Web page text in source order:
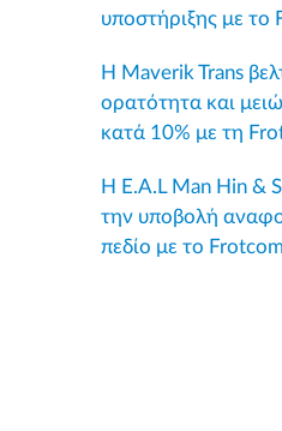
υποστήριξης με το
Η Maverik Trans
ορατότητα και
κατά 10% με τη
Η E.A.L Man Hin &
την υποβολή
πεδίο με το Frotcom